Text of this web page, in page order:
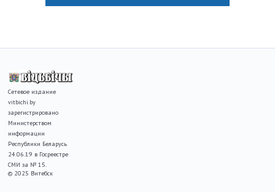
Сетевое издание
vitbichi.by
зарегистрировано
Министерством
информации
Республики Беларусь
24.06.19 в Госреестре
СМИ за № 15.
© 2025 Витебск